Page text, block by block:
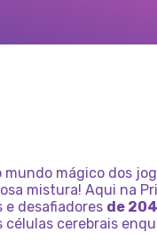
mundo mágico dos
mistura! Aqui na
e desafiadores de
células cerebrais